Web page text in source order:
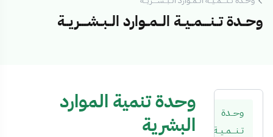
وحــدة تــنــــمــيــة الــمــوارد الــبــشــــريــة
وحــدة تــنــــمــيــة
وحــدة
تــنــــمــيــة
وحدة تنمية الموارد
البشرية